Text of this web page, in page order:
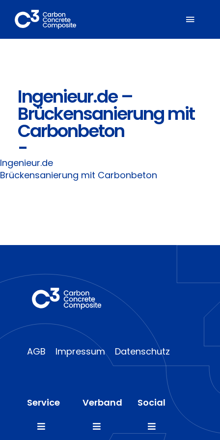
Inhalt
springen
Mitglieder
Fachbereiche
Suche
Ingenieur.de –
Brückensanierung mit
Carbonbeton
-
Ingenieur.de
Brückensanierung mit Carbonbeton
AGB Impressum Datenschutz
Service
Toggle
Verband
Toggle
Social
Toggle